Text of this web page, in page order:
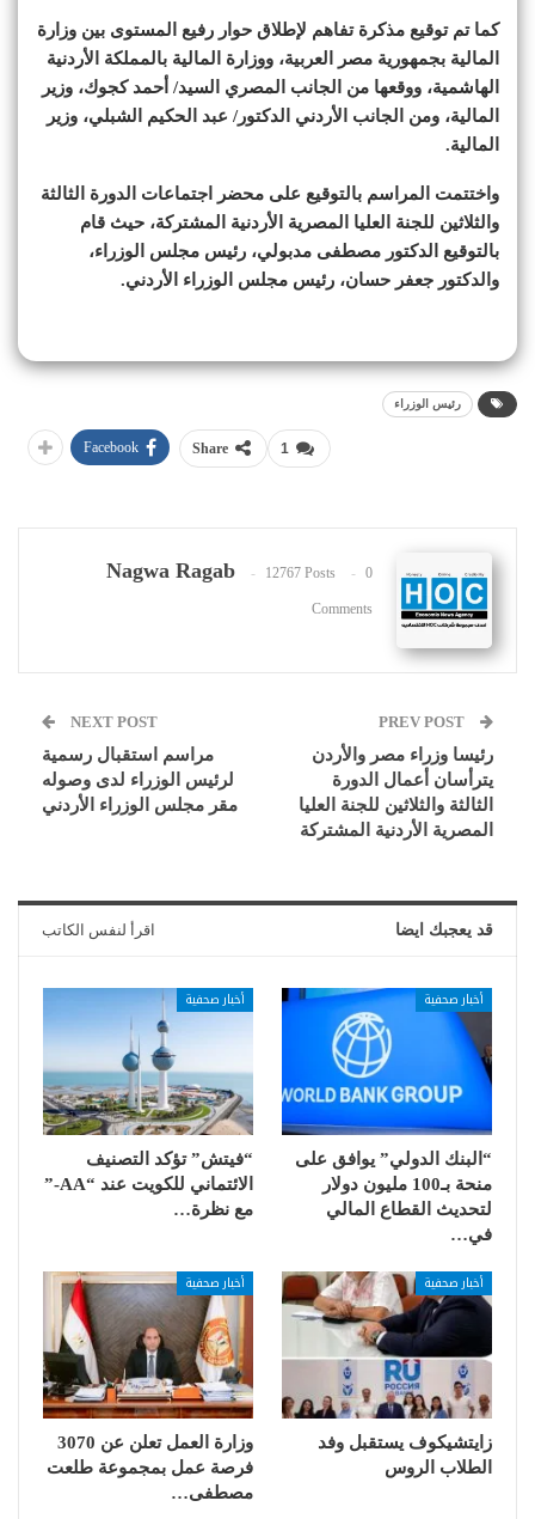
كما تم توقيع مذكرة تفاهم لإطلاق حوار رفيع المستوى بين وزارة
المالية بجمهورية مصر العربية، ووزارة المالية بالمملكة الأردنية
الهاشمية، ووقعها من الجانب المصري السيد/ أحمد كجوك، وزير
المالية، ومن الجانب الأردني الدكتور/ عبد الحكيم الشبلي، وزير
المالية.
واختتمت المراسم بالتوقيع على محضر اجتماعات الدورة الثالثة
والثلاثين للجنة العليا المصرية الأردنية المشتركة، حيث قام
بالتوقيع الدكتور مصطفى مدبولي، رئيس مجلس الوزراء،
والدكتور جعفر حسان، رئيس مجلس الوزراء الأردني.
رئيس الوزراء
1
Share
Facebook
Nagwa Ragab 12767 Posts 0
Comments
رئيسا وزراء مصر والأردن
يترأسان أعمال الدورة
الثالثة والثلاثين للجنة العليا
المصرية الأردنية المشتركة
NEXT POST
مراسم استقبال رسمية
لرئيس الوزراء لدى وصوله
مقر مجلس الوزراء الأردني
قد يعجبك ايضا اقرأ لنفس الكاتب
أخبار صحفية
“البنك الدولي” يوافق على
منحة بـ100 مليون دولار
لتحديث القطاع المالي
في…
أخبار صحفية
“فيتش” تؤكد التصنيف
الائتماني للكويت عند “AA-”
مع نظرة…
أخبار صحفية
زايتشيكوف يستقبل وفد
الطلاب الروس
أخبار صحفية
وزارة العمل تعلن عن 3070
فرصة عمل بمجموعة طلعت
مصطفى…